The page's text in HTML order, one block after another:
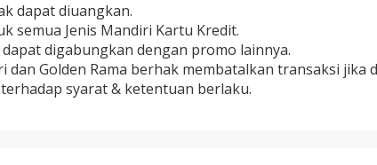
dapat diuangkan.
semua Jenis Mandiri Kartu Kredit.
digabungkan dengan promo lainnya.
dan Golden Rama berhak membatalkan transaksi jika
syarat & ketentuan berlaku.